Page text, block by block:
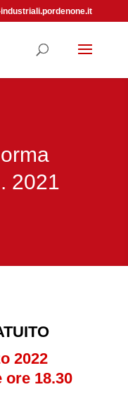
2021
2022
ore 18.30